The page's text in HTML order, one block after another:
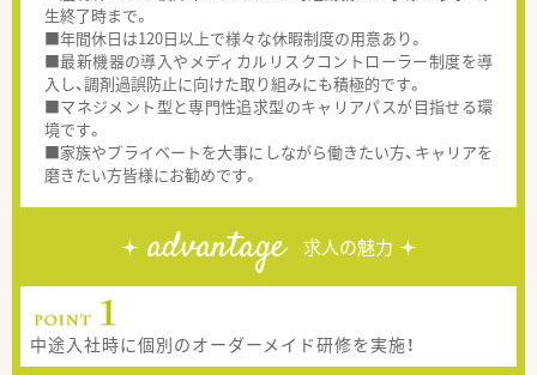
生終了時まで。
■年間休日は120日以上で様々な休暇制度の用意あり。
■最新機器の導入やメディカルリスクコントローラー制度を導
入し、調剤過誤防止に向けた取り組みにも積極的です。
■マネジメント型と専門性追求型のキャリアパスが目指せる環
境です。
■家族やプライベートを大事にしながら働きたい方、キャリアを
磨きたい方皆様にお勧めです。
advantage 求人の魅力
中途入社時に個別のオーダーメイド研修を実施！